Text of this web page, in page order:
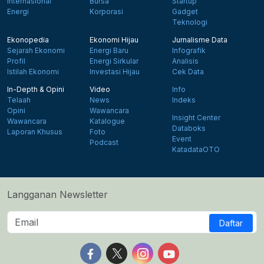
Energi
Korporasi
Gadget
Teknologi
Ekonopedia
Sejarah Ekonomi
Profil
Istilah Ekonomi
Ekonomi Hijau
Energi Baru
Energi Sirkular
Investasi Hijau
Jurnalisme Data
Infografik
Analisis
Cek Data
In-Depth & Opini
Telaah
Opini
Wawancara
Laporan Khusus
Video
News
Wawancara
Katalogue
Foto
Podcast
Info
Indeks
Insight Center
Databoks
Event
KatadataOTO
Langganan Newsletter
Daftar
Follow us on Facebook
Follow us on X
Follow us on Instagram
Follow us on